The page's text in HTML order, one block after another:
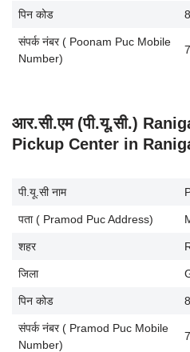
पिन कोड
संपर्क नंबर ( Poonam Puc Mobile
Number)
आर.सी.एम (पी.यू.सी.)
Pickup Center in
पी.यू.सी नाम
पता ( Pramod Puc Address)
शहर
जिला
पिन कोड
संपर्क नंबर ( Pramod Puc Mobile
Number)